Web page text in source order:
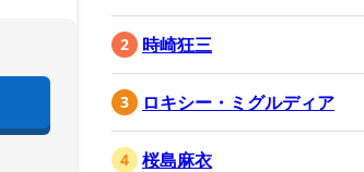
時崎狂三
ロキシー・ミグルディア
桜島麻衣